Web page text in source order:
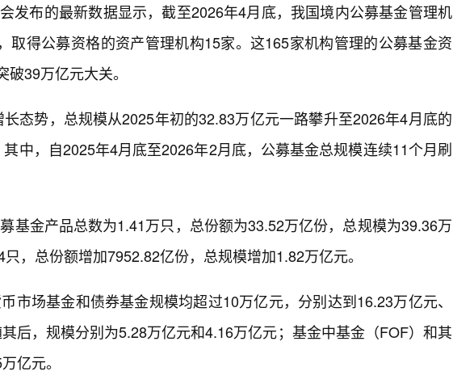
发布的最新数据显示，截至2026年4月底，我国境内公募基金管理机
取得公募资格的资产管理机构15家。这165家机构管理的公募基金资
39万亿元大关。
态势，总规模从2025年初的32.83万亿元一路攀升至2026年4月底的
中，自2025年4月底至2026年2月底，公募基金总规模连续11个月刷
基金产品总数为1.41万只，总份额为33.52万亿份，总规模为39.36万
，总份额增加7952.82亿份，总规模增加1.82万亿元。
市场基金和债券基金规模均超过10万亿元，分别达到16.23万亿元、
后，规模分别为5.28万亿元和4.16万亿元；基金中基金（FOF）和其
亿元。